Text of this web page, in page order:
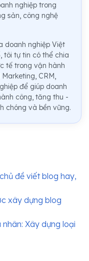
nghiệp trong
sản, công nghệ
doanh nghiệp Việt
tôi tự tin có thể chia
tế trong vận hành
CRM,
để giúp doanh
công, tăng thu -
chóng và bền vững.
đề viết blog hay,
xây dựng blog
Xây dựng loại